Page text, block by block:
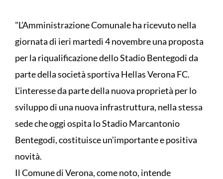
"L’Amministrazione Comunale ha ricevuto nella
giornata di ieri martedì 4 novembre una proposta
per la riqualificazione dello Stadio Bentegodi da
parte della società sportiva Hellas Verona FC.
L’interesse da parte della nuova proprietà per lo
sviluppo di una nuova infrastruttura, nella stessa
sede che oggi ospita lo Stadio Marcantonio
Bentegodi, costituisce un’importante e positiva
novità.
Il Comune di Verona, come noto, intende